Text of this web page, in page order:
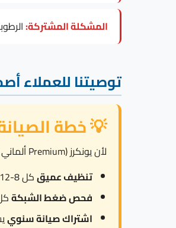
المشكلة المشتركة:
توصيتنا للعملاء
💡 خطة
لأن يونكرز (Premium ألماني للغاز) في الإسكندرية تواجه الرطوبة العالية + الملوحة الجوية تسبب صدأ كهربائي و180-250 ppm من المياه، ننصح بـ:
تنظيف عميقكل 8-12 شهر للحفاظ على عمر العنصر.
فحص ضغط الشبكةكل 6 أشهر لحماية
اشتراك صيانة سنوي